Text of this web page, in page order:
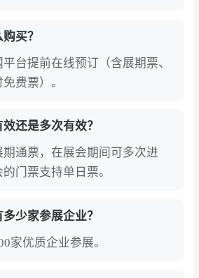
买？
台提前在线预订（含展期票、
费票）。
还是多次有效？
通票，在展会期间可多次进
门票支持单日票。
少家参展企业？
家优质企业参展。